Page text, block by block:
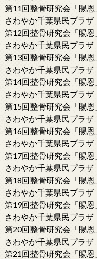
第11回整骨研究会「賜
さわやか千葉県民プラザ
第12回整骨研究会「賜
さわやか千葉県民プラザ
第13回整骨研究会「賜
さわやか千葉県民プラザ
第14回整骨研究会「賜
さわやか千葉県民プラザ
第15回整骨研究会「賜
さわやか千葉県民プラザ
第16回整骨研究会「賜
さわやか千葉県民プラザ
第17回整骨研究会「賜
さわやか千葉県民プラザ
第18回整骨研究会「賜
さわやか千葉県民プラザ
第19回整骨研究会「賜
さわやか千葉県民プラザ
第20回整骨研究会「賜
さわやか千葉県民プラザ
第21回整骨研究会「賜